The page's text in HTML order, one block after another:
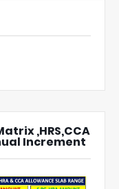
,HRS,CCA
Increment